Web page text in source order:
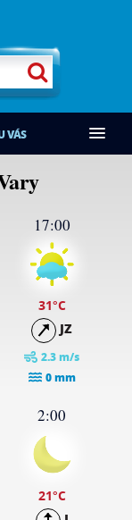
VÁS
17:00
31°C
JZ
2.3 m/s
0 mm
2:00
21°C